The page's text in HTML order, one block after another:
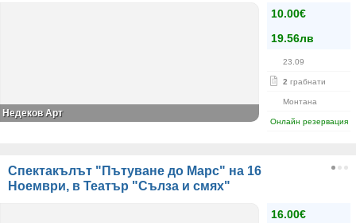
10.00€
19.56лв
23.09
2 грабнати
Монтана
Онлайн резервация
Недеков Арт
Спектакълът "Пътуване до Марс" на 16
Ноември, в Театър "Сълза и смях"
16.00€